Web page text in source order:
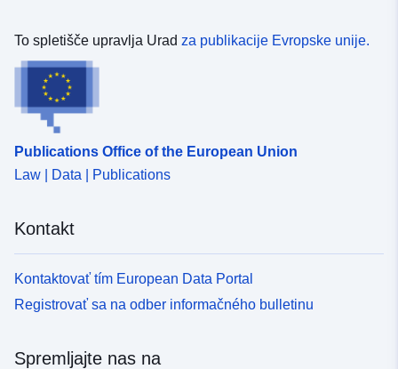
To spletišče upravlja Urad za publikacije Evropske unije.
Publications Office of the European Union
Law | Data | Publications
Kontakt
Kontaktovať tím European Data Portal
Registrovať sa na odber informačného bulletinu
Spremljajte nas na